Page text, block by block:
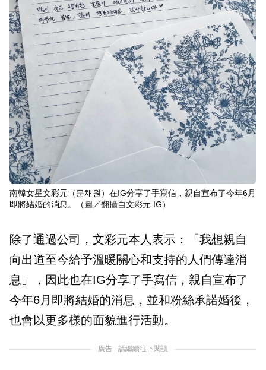
南韓女星文彩元（문채원）在IG分享了手寫信，親自宣布了今年6月
即將結婚的消息。（圖／翻攝自文彩元 IG）
除了通過公司，文彩元本人表示：「我想親自
向出道至今給予溫暖關心和支持的人們傳達消
息」，因此也在IG分享了手寫信，親自宣布了
今年6月即將結婚的消息，並和粉絲承諾婚後，
也會以更多樣的面貌進行活動。
廣告 - 請繼續往下閱讀